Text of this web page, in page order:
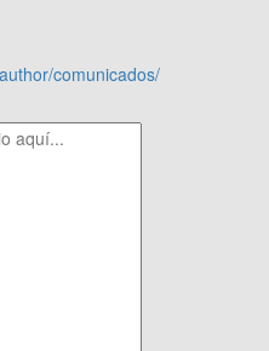
comunicados/